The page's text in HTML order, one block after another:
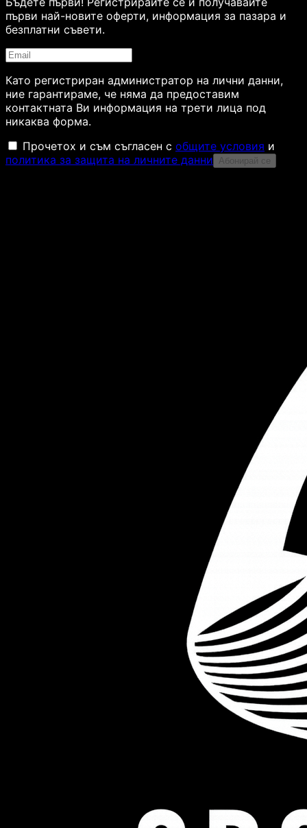
първи най-новите оферти, информация за пазара и
безплатни съвети.
Като регистриран администратор на лични данни,
ние гарантираме, че няма да предоставим
контактната Ви информация на трети лица под
никаква форма.
Прочетох и съм съгласен с общите условия и
политика за защита на личните данни
Абонирай се